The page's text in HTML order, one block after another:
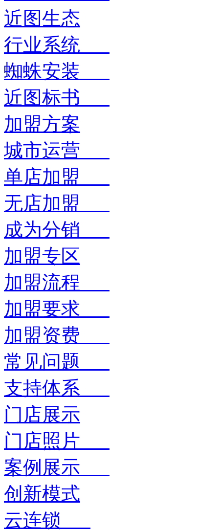
近图生态
行业系统
蜘蛛安装
近图标书
加盟方案
城市运营
单店加盟
无店加盟
成为分销
加盟专区
加盟流程
加盟要求
加盟资费
常见问题
支持体系
门店展示
门店照片
案例展示
创新模式
云连锁